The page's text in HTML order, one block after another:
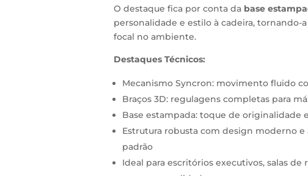
O destaque fica por conta da base
personalidade e estilo à cadeira, tornando-
focal no ambiente.
Destaques Técnicos:
Mecanismo Syncron: movimento fluido
Braços 3D: regulagens completas para
Base estampada: toque de originalidade
Estrutura robusta com design moderno
padrão
Ideal para escritórios executivos, salas